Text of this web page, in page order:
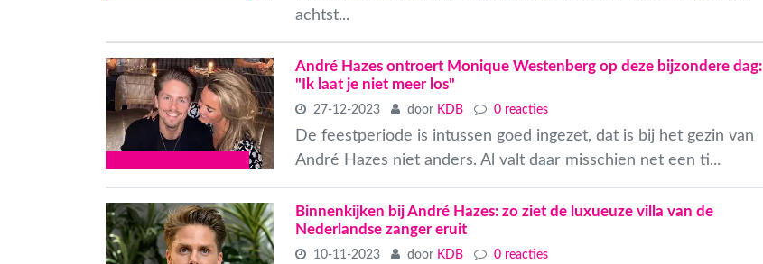
achtst...
André Hazes ontroert Monique Westenberg op deze bijzondere dag:
"Ik laat je niet meer los"
27-12-2023 door KDB 0 reacties
De feestperiode is intussen goed ingezet, dat is bij het gezin van
André Hazes niet anders. Al valt daar misschien net een ti...
Binnenkijken bij André Hazes: zo ziet de luxueuze villa van de
Nederlandse zanger eruit
10-11-2023 door KDB 0 reacties